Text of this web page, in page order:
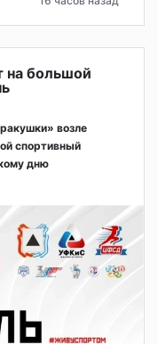
на большой
возле
спортивный
дню